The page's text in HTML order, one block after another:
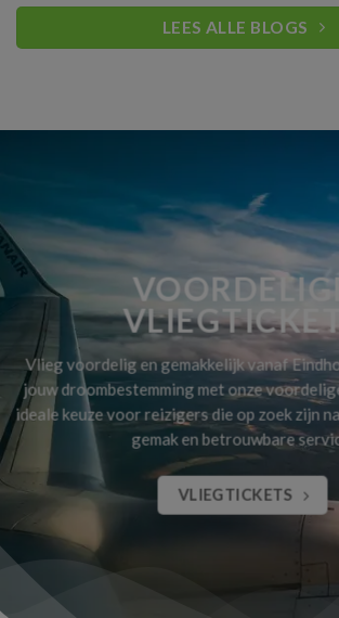
LEES ALLE BLOGS
Vlieg voordelig en gemakkelijk vanaf
jouw droombestemming met onze
ideale keuze voor reizigers die op zoek zijn
gemak en betrouwbare
VLIEGTICKETS